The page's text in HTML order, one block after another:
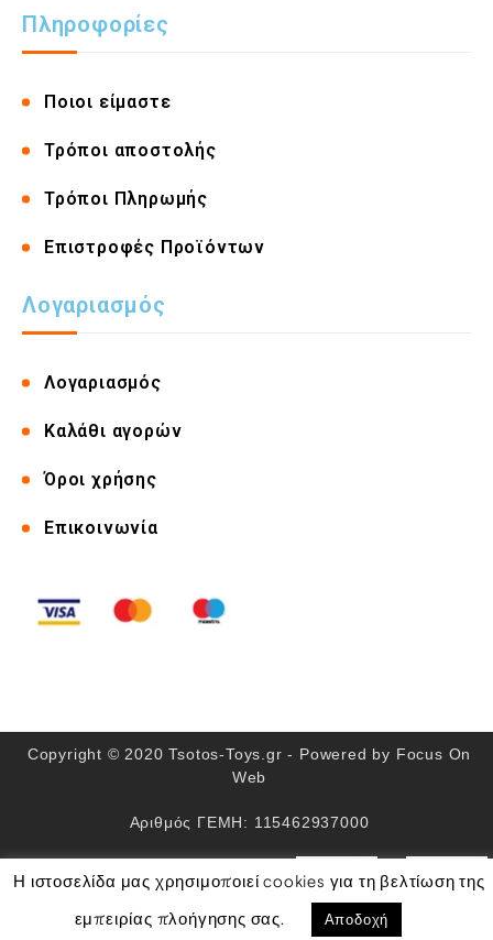
Πληροφορίες
Ποιοι είμαστε
Τρόποι αποστολής
Τρόποι Πληρωμής
Επιστροφές Προϊόντων
Λογαριασμός
Λογαριασμός
Καλάθι αγορών
Όροι χρήσης
Επικοινωνία
Copyright © 2020 Tsotos-Toys.gr - Powered by Focus On
Web
Αριθμός ΓΕΜΗ: 115462937000
Η ιστοσελίδα μας χρησιμοποιεί cookies για τη βελτίωση της
εμπειρίας πλοήγησης σας. Αποδοχή